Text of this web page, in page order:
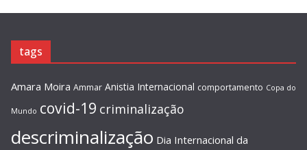
tags
Amara Moira Ammar Anistia Internacional comportamento Copa do
Mundo covid-19 criminalização
descriminalização Dia Internacional da